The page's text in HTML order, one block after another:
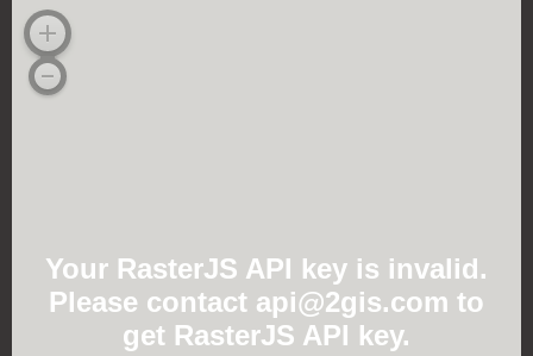
Your RasterJS API key is invalid.
Please contact api@2gis.com to
get RasterJS API key.